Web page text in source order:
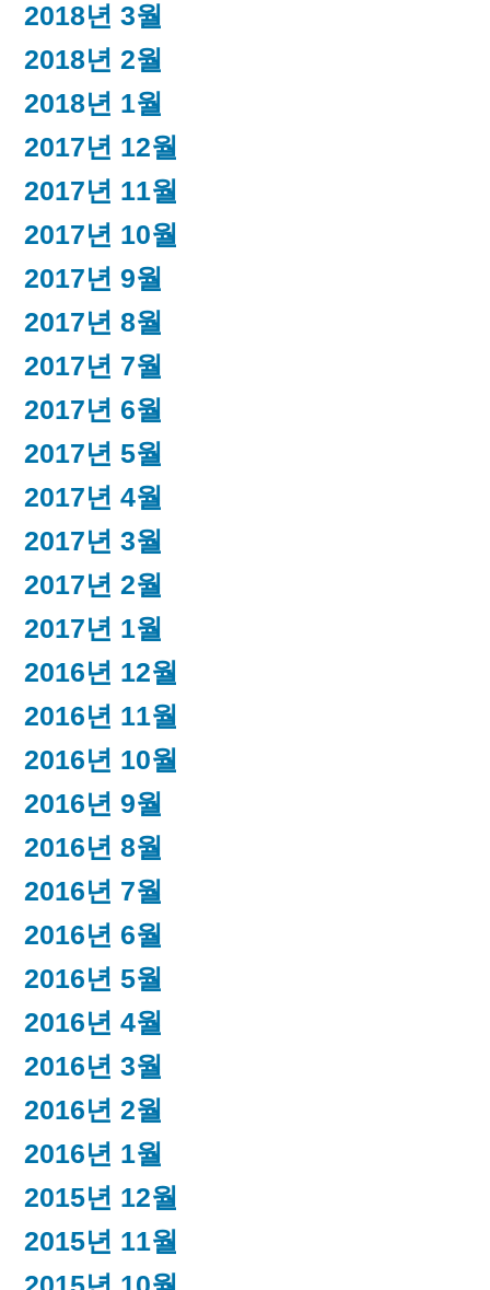
2018년 3월
2018년 2월
2018년 1월
2017년 12월
2017년 11월
2017년 10월
2017년 9월
2017년 8월
2017년 7월
2017년 6월
2017년 5월
2017년 4월
2017년 3월
2017년 2월
2017년 1월
2016년 12월
2016년 11월
2016년 10월
2016년 9월
2016년 8월
2016년 7월
2016년 6월
2016년 5월
2016년 4월
2016년 3월
2016년 2월
2016년 1월
2015년 12월
2015년 11월